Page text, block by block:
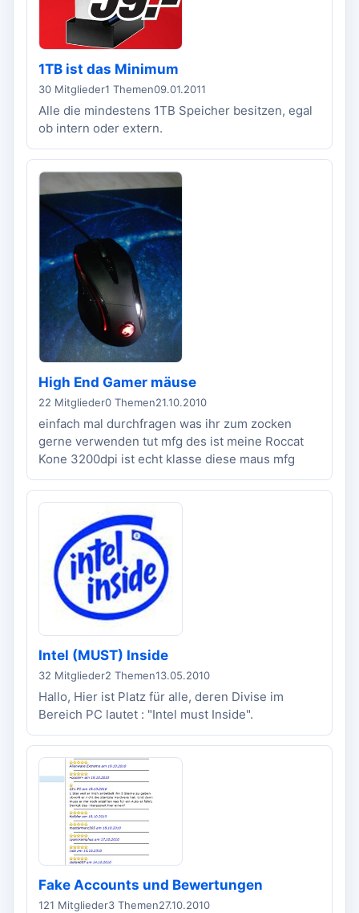
1TB ist das Minimum
30 Mitglieder1 Themen09.01.2011
Alle die mindestens 1TB Speicher besitzen, egal
ob intern oder extern.
High End Gamer mäuse
22 Mitglieder0 Themen21.10.2010
einfach mal durchfragen was ihr zum zocken
gerne verwenden tut mfg des ist meine Roccat
Kone 3200dpi ist echt klasse diese maus mfg
Intel (MUST) Inside
32 Mitglieder2 Themen13.05.2010
Hallo, Hier ist Platz für alle, deren Divise im
Bereich PC lautet : "Intel must Inside".
Fake Accounts und Bewertungen
121 Mitglieder3 Themen27.10.2010